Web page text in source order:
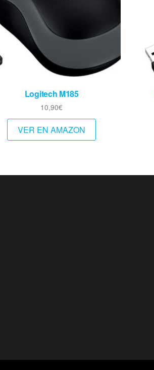
Logitech M185
10,90€
VER EN AMAZON